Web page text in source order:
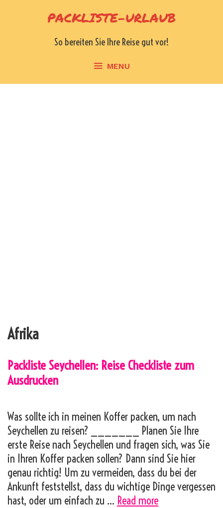
PACKLISTE-URLAUB
So bereiten Sie Ihre Reise gut vor!
MENU
Afrika
Packliste Seychellen: Reise Checkliste zum
Ausdrucken
Was sollte ich in meinen Koffer packen, um nach
Seychellen zu reisen? _______ Planen Sie Ihre
erste Reise nach Seychellen und fragen sich, was Sie
in Ihren Koffer packen sollen? Dann sind Sie hier
genau richtig! Um zu vermeiden, dass du bei der
Ankunft feststellst, dass du wichtige Dinge vergessen
hast, oder um einfach zu … Read morePackliste